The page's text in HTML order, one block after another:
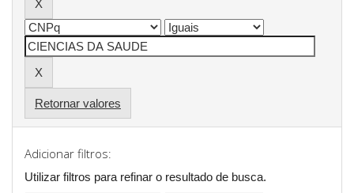
Retornar valores
Adicionar filtros:
Utilizar filtros para refinar o resultado de busca.